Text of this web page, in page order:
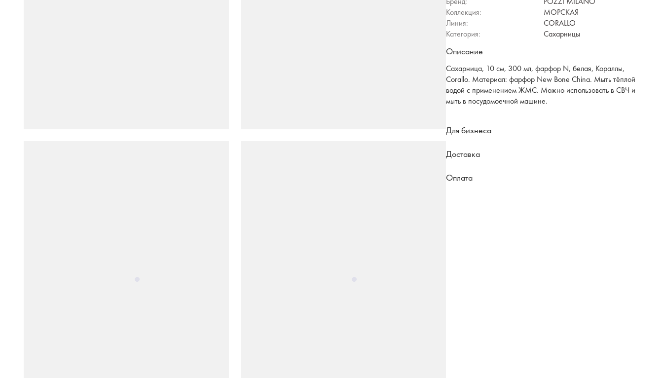
Коллекция:
МОРСКАЯ
Линия:
CORALLO
Категория:
Сахарницы
Описание
Сахарница, 10 см, 300 мл, фарфор N, белая, Кораллы,
Corallo. Материал: фарфор New Bone China. Мыть тёплой
водой с применением ЖМС. Можно использовать в СВЧ и
мыть в посудомоечной машине.
Для бизнеса
Доставка
Оплата